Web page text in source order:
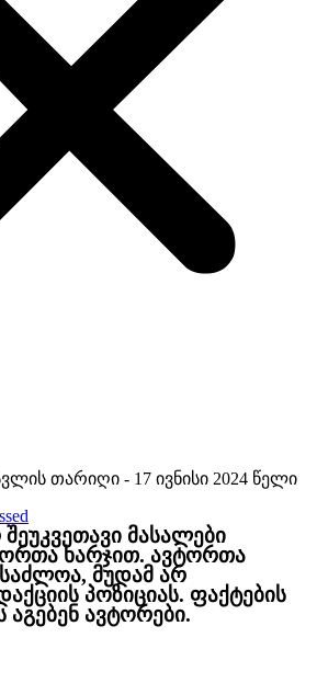
თარიღი - 17 ივნისი 2024 წელი
მასალები
ხარჯით. ავტორთა
მუდამ არ
პოზიციას. ფაქტების
აგებენ ავტორები.